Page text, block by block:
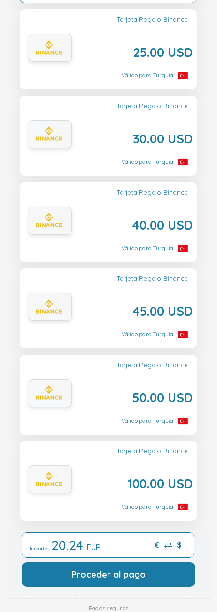
Tarjeta Regalo Binance
25.00 USD
Válido para Turquia
Tarjeta Regalo Binance
30.00 USD
Válido para Turquia
Tarjeta Regalo Binance
40.00 USD
Válido para Turquia
Tarjeta Regalo Binance
45.00 USD
Válido para Turquia
Tarjeta Regalo Binance
50.00 USD
Válido para Turquia
Tarjeta Regalo Binance
100.00 USD
Válido para Turquia
Importe: 20.24 EUR € $
Proceder al pago
Pagos seguros